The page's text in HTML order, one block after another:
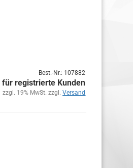
Best.-Nr.: 107882
für registrierte Kunden
zzgl. 19% MwSt. zzgl.Versand